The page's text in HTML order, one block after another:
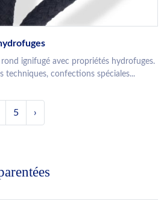
ignifugé avec propriétés hydrofuges.
techniques, confections spéciales...
5 ›